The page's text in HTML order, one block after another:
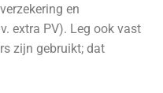
en
extra PV). Leg ook vast
zijn gebruikt; dat